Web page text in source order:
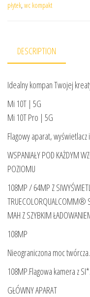
płytek, wc kompakt
DESCRIPTION
Idealny kompan Twojej
Mi 10T | 5G
Mi 10T Pro | 5G
Flagowy aparat, wyświetlacz
WSPANIAŁY POD KAŻDYM
POZIOMU
108MP / 64MP Z
TRUECOLORQUALCOMM®
MAH Z SZYBKIM
108MP
Nieograniczona moc twórcza.
108MP.Flagowa kamera z
GŁÓWNY APARAT